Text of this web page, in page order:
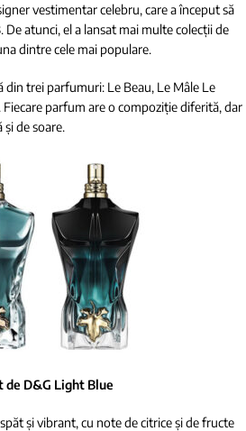
vestimentar celebru, care a început să
De atunci, el a lansat mai multe colecții de
dintre cele mai populare.
din trei parfumuri: Le Beau, Le Mâle Le
Fiecare parfum are o compoziție diferită, dar
de soare.
de D&G Light Blue
și vibrant, cu note de citrice și de fructe